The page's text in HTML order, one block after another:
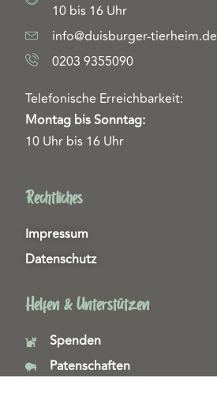
10 bis 16 Uhr
info@duisburger-tierheim.de
0203 9355090
Telefonische Erreichbarkeit:
Montag bis Sonntag:
10 Uhr bis 16 Uhr
Rechtliches
Impressum
Datenschutz
Helfen & Unterstützen
Spenden
Patenschaften